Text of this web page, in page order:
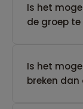
Is het
de groep te
Is het
breken dan